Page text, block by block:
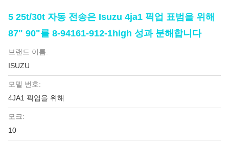
5 25t/30t 자동 전송은 Isuzu 4ja1 픽업 표범을 위해
87" 90"를 8-94161-912-1high 성과 분해합니다
브랜드 이름:
ISUZU
모델 번호:
4JA1 픽업을 위해
모크:
10